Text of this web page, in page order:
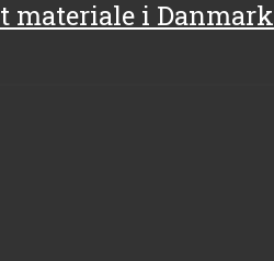
materiale i Danmark